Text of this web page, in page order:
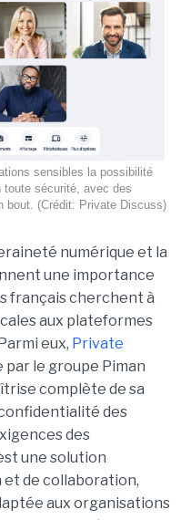
sensibles la possibilité
toute sécurité, avec des
bout. (Crédit: Private Discuss)
numérique et la
une importance
français cherchent à
aux plateformes
eux, Private
le groupe Piman
complète de sa
des
des
une solution
de collaboration,
aux organisations